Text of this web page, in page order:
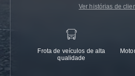
Ver histórias de
Frota de veículos de alta
qualidade